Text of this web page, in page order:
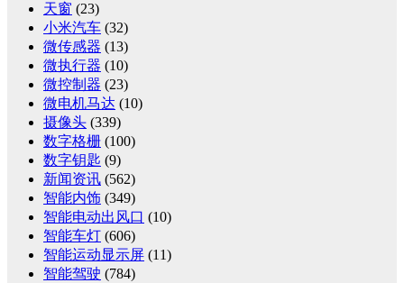
天窗 (23)
小米汽车 (32)
微传感器 (13)
微执行器 (10)
微控制器 (23)
微电机马达 (10)
摄像头 (339)
数字格栅 (100)
数字钥匙 (9)
新闻资讯 (562)
智能内饰 (349)
智能电动出风口 (10)
智能车灯 (606)
智能运动显示屏 (11)
智能驾驶 (784)